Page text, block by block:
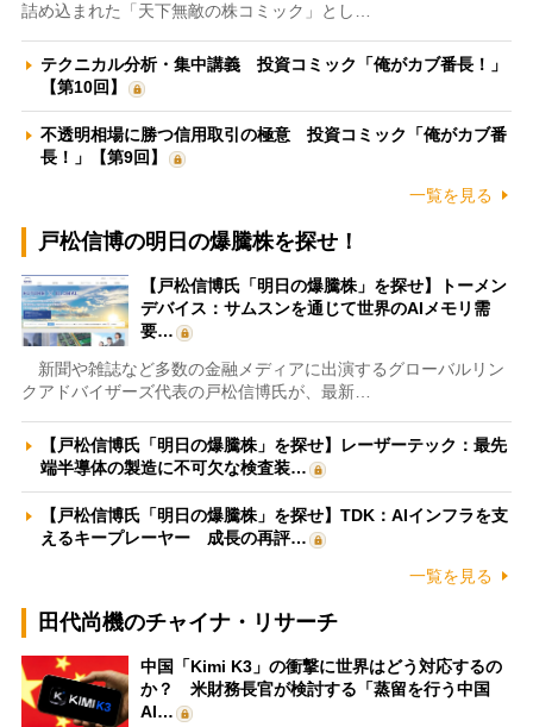
詰め込まれた「天下無敵の株コミック」とし…
テクニカル分析・集中講義 投資コミック「俺がカブ番長！」
【第10回】
不透明相場に勝つ信用取引の極意 投資コミック「俺がカブ番
長！」【第9回】
一覧を見る
戸松信博の明日の爆騰株を探せ！
【戸松信博氏「明日の爆騰株」を探せ】トーメン
デバイス：サムスンを通じて世界のAIメモリ需
要…
新聞や雑誌など多数の金融メディアに出演するグローバルリン
クアドバイザーズ代表の戸松信博氏が、最新…
【戸松信博氏「明日の爆騰株」を探せ】レーザーテック：最先
端半導体の製造に不可欠な検査装…
【戸松信博氏「明日の爆騰株」を探せ】TDK：AIインフラを支
えるキープレーヤー 成長の再評…
一覧を見る
田代尚機のチャイナ・リサーチ
中国「Kimi K3」の衝撃に世界はどう対応するの
か？ 米財務長官が検討する「蒸留を行う中国
AI…